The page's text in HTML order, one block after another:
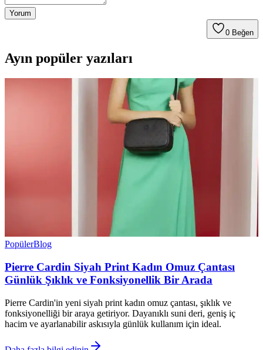
Yorum
0 Beğen
Ayın popüler yazıları
PopülerBlog
Pierre Cardin Siyah Print Kadın Omuz Çantası
Günlük Şıklık ve Fonksiyonellik Bir Arada
Pierre Cardin'in yeni siyah print kadın omuz çantası, şıklık ve
fonksiyonelliği bir araya getiriyor. Dayanıklı suni deri, geniş iç
hacim ve ayarlanabilir askısıyla günlük kullanım için ideal.